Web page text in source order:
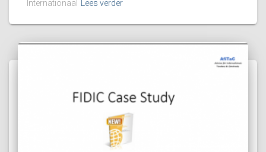
Internationaal
Lees verder